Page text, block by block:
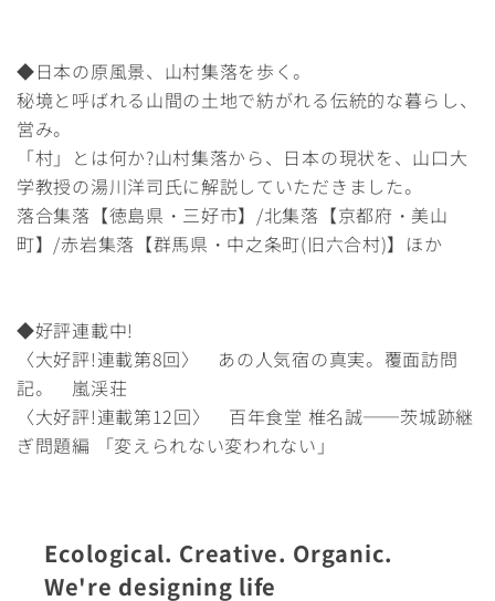
◆日本の原風景、山村集落を歩く。
秘境と呼ばれる山間の土地で紡がれる伝統的な暮らし、
営み。
「村」とは何か?山村集落から、日本の現状を、山口大
学教授の湯川洋司氏に解説していただきました。
落合集落【徳島県・三好市】/北集落【京都府・美山
町】/赤岩集落【群馬県・中之条町(旧六合村)】ほか
◆好評連載中!
〈大好評!連載第8回〉 あの人気宿の真実。覆面訪問
記。 嵐渓荘
〈大好評!連載第12回〉 百年食堂 椎名誠──茨城跡継
ぎ問題編 「変えられない変われない」
Ecological. Creative. Organic.
We're designing life